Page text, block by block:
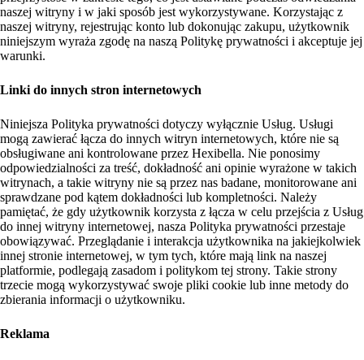
naszej witryny i w jaki sposób jest wykorzystywane. Korzystając z
naszej witryny, rejestrując konto lub dokonując zakupu, użytkownik
niniejszym wyraża zgodę na naszą Politykę prywatności i akceptuje jej
warunki.
Linki do innych stron internetowych
Niniejsza Polityka prywatności dotyczy wyłącznie Usług. Usługi
mogą zawierać łącza do innych witryn internetowych, które nie są
obsługiwane ani kontrolowane przez Hexibella. Nie ponosimy
odpowiedzialności za treść, dokładność ani opinie wyrażone w takich
witrynach, a takie witryny nie są przez nas badane, monitorowane ani
sprawdzane pod kątem dokładności lub kompletności. Należy
pamiętać, że gdy użytkownik korzysta z łącza w celu przejścia z Usług
do innej witryny internetowej, nasza Polityka prywatności przestaje
obowiązywać. Przeglądanie i interakcja użytkownika na jakiejkolwiek
innej stronie internetowej, w tym tych, które mają link na naszej
platformie, podlegają zasadom i politykom tej strony. Takie strony
trzecie mogą wykorzystywać swoje pliki cookie lub inne metody do
zbierania informacji o użytkowniku.
Reklama